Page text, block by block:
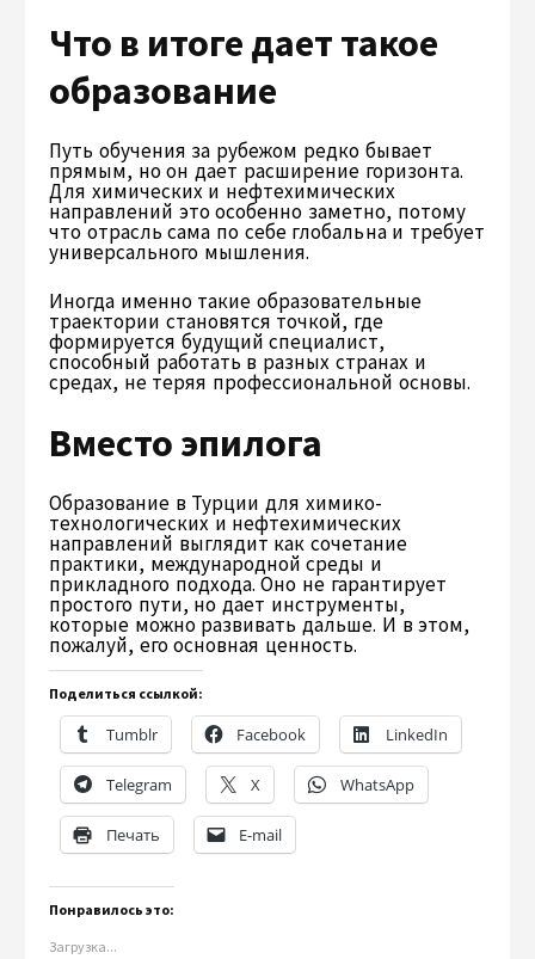
Что в итоге дает такое
образование
Путь обучения за рубежом редко бывает
прямым, но он дает расширение горизонта.
Для химических и нефтехимических
направлений это особенно заметно, потому
что отрасль сама по себе глобальна и требует
универсального мышления.
Иногда именно такие образовательные
траектории становятся точкой, где
формируется будущий специалист,
способный работать в разных странах и
средах, не теряя профессиональной основы.
Вместо эпилога
Образование в Турции для химико-
технологических и нефтехимических
направлений выглядит как сочетание
практики, международной среды и
прикладного подхода. Оно не гарантирует
простого пути, но дает инструменты,
которые можно развивать дальше. И в этом,
пожалуй, его основная ценность.
Поделиться ссылкой:
Tumblr Facebook LinkedIn
Telegram X WhatsApp
Печать E-mail
Понравилось это:
Загрузка...